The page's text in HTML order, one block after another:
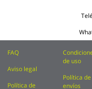
FAQ
Aviso legal
Política de
de uso
Política de
envíos